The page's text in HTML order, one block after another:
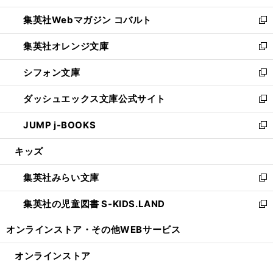
開
く
ウ
で
開
く
ン
ド
ウ
で
開
く
ウ
ィ
ン
ド
ウ
で
開
く
集英社Webマガジン コバルト
新
し
い
ウ
ィ
ン
ド
ウ
で
開
集英社オレンジ文庫
新
し
い
ウ
ィ
ン
ド
ウ
開
く
シフォン文庫
新
し
い
ウ
ィ
ン
ウ
で
開
く
ダッシュエックス文庫公式サイト
新
し
い
ウ
ン
ド
ウ
で
JUMP j-BOOKS
新
し
ウ
ィ
ン
ド
開
キッズ
集英社みらい文庫
新
し
い
ン
集英社の児童図書 S-KIDS.LAND
新
ウ
オンラインストア・ その他WEBサービス
オンラインストア